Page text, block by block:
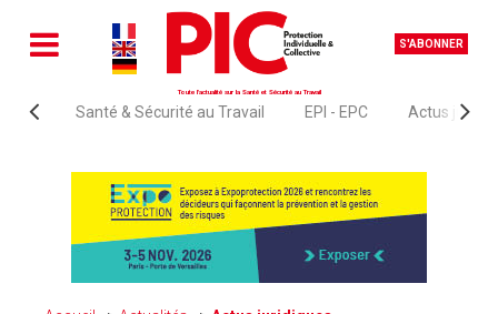
S'ABONNER
Toute l'actualité sur la Santé et Sécurité au Travail
Santé & Sécurité au Travail EPI - EPC Actus